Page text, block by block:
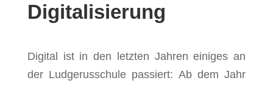
Digitalisierung
Digital ist in den letzten Jahren einiges an
der Ludgerusschule passiert: Ab dem Jahr